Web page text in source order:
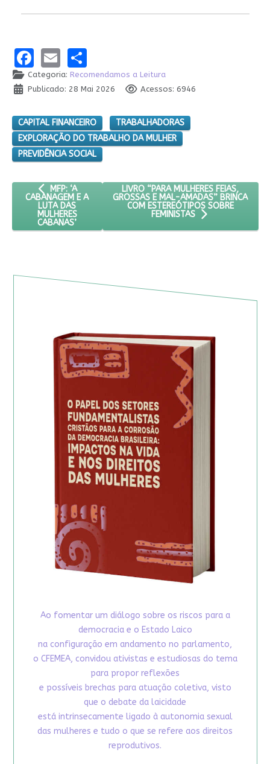
Facebook
EmailShare
Categoria: Recomendamos a Leitura
Publicado: 28 Mai 2026
Acessos: 6946
CAPITAL FINANCEIRO
TRABALHADORAS
EXPLORAÇÃO DO TRABALHO DA MULHER
PREVIDÊNCIA SOCIAL
ARTIGO ANTERIOR: MFP: ‘A CABANAGEM E A LUTA DAS
MFP: ‘A
CABANAGEM E A
LUTA DAS
MULHERES
CABANAS’
PRÓXIMO ARTIGO: LIVRO “PARA
LIVRO “PARA MULHERES FEIAS,
GROSSAS E MAL-AMADAS” BRINCA
COM ESTEREÓTIPOS SOBRE
FEMINISTAS
Ao fomentar um diálogo sobre os riscos para a
democracia e o Estado Laico
na configuração em andamento no parlamento,
o CFEMEA, convidou ativistas e estudiosas do tema
para propor reflexões
e possíveis brechas para atuação coletiva, visto
que o debate da laicidade
está intrinsecamente ligado à autonomia sexual
das mulheres e tudo o que se refere aos direitos
reprodutivos.